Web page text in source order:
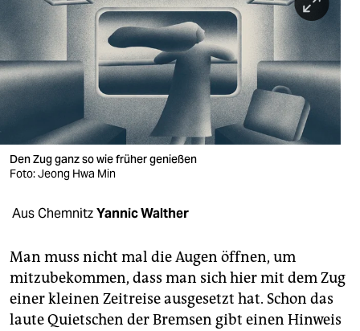
berlin
nord
wahrheit
verlag
shop
fragen & hilfe
unterstützen
abo
Den Zug ganz so wie früher genießen
Foto: Jeong Hwa Min
Aus ChemnitzYannic Walther
Man muss nicht mal die Augen öffnen, um
mitzubekommen, dass man sich hier mit dem Zug
einer kleinen Zeitreise ausgesetzt hat. Schon das
laute Quietschen der Bremsen gibt einen Hinweis